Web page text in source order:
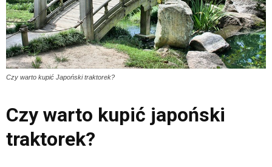
Czy warto kupić Japoński traktorek?
Czy warto kupić japoński
traktorek?